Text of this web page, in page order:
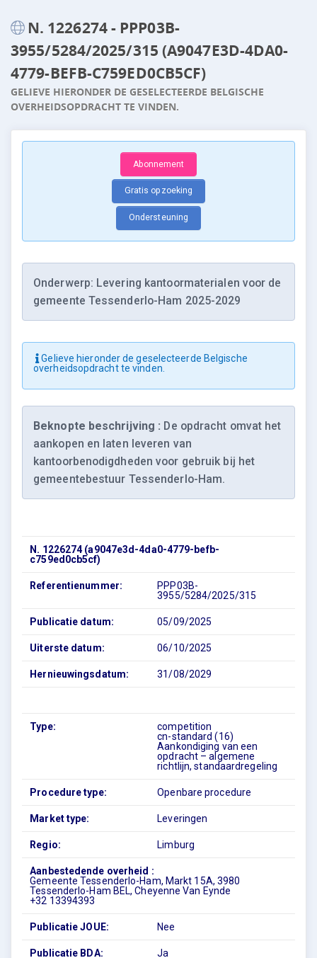
N. 1226274 - PPP03B-
3955/5284/2025/315 (A9047E3D-4DA0-
4779-BEFB-C759ED0CB5CF)
GELIEVE HIERONDER DE GESELECTEERDE BELGISCHE
OVERHEIDSOPDRACHT TE VINDEN.
Abonnement
Gratis opzoeking
Ondersteuning
Onderwerp: Levering kantoormaterialen voor de
gemeente Tessenderlo-Ham 2025-2029
Gelieve hieronder de geselecteerde Belgische
overheidsopdracht te vinden.
Beknopte beschrijving : De opdracht omvat het
aankopen en laten leveren van
kantoorbenodigdheden voor gebruik bij het
gemeentebestuur Tessenderlo-Ham.
N. 1226274 (a9047e3d-4da0-4779-befb-
c759ed0cb5cf)
Referentienummer:
PPP03B-
3955/5284/2025/315
Publicatie datum: 05/09/2025
Uiterste datum: 06/10/2025
Hernieuwingsdatum: 31/08/2029
Type:
competition
cn-standard (16)
Aankondiging van een
opdracht – algemene
richtlijn, standaardregeling
Procedure type: Openbare procedure
Market type: Leveringen
Regio: Limburg
Aanbestedende overheid :
Gemeente Tessenderlo-Ham, Markt 15A, 3980
Tessenderlo-Ham BEL, Cheyenne Van Eynde
+32 13394393
Publicatie JOUE: Nee
Publicatie BDA: Ja